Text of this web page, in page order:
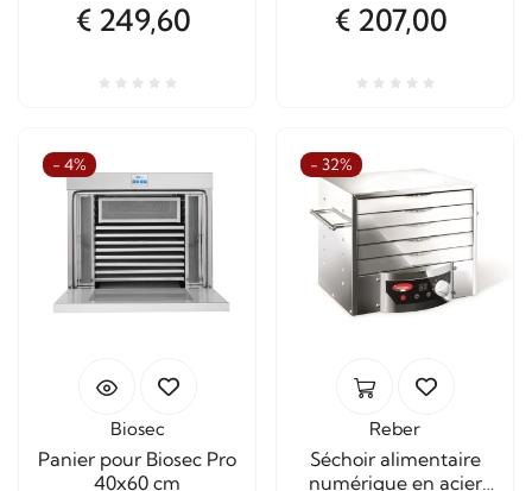
€ 249,60 € 207,00
- 4%
Biosec
Panier pour Biosec Pro
40x60 cm
- 32%
Reber
Séchoir alimentaire
numérique en acier